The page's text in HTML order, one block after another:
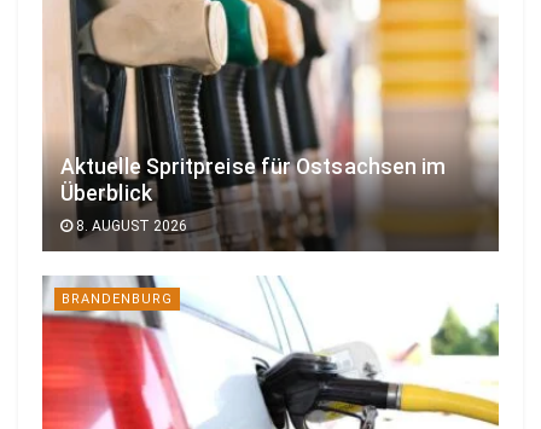
Aktuelle Spritpreise für Ostsachsen im
Überblick
8. AUGUST 2026
BRANDENBURG